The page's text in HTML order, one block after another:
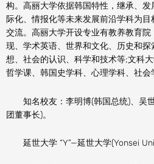
构。高丽大学依据韩国特性，继承、
际化、情报化等未来发展前沿学科为
交流。高丽大学开设专业有教养教育
现、学术英语、世界和文化、历史和
想、社会的认识、科学和技术等;文科
哲学课、韩国史学科、心理学科、社会
知名校友：李明博(韩国总统)、吴世
团董事长)。
延世大学 “Y”—延世大学(Yonsei